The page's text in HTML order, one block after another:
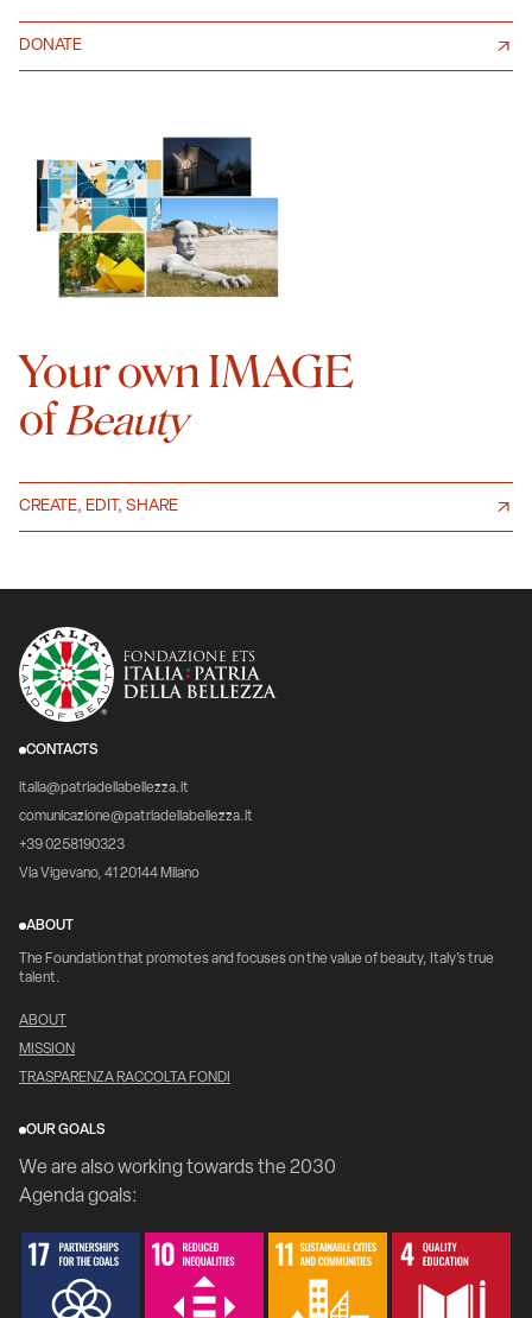
DONATE
Your own IMAGE
of Beauty
CREATE, EDIT, SHARE
CONTACTS
italia@patriadellabellezza.it
comunicazione@patriadellabellezza.it
+39 0258190323
Via Vigevano, 41 20144 Milano
ABOUT
The Foundation that promotes and focuses on the value of beauty, Italy's true
talent.
ABOUT
MISSION
TRASPARENZA RACCOLTA FONDI
OUR GOALS
We are also working towards the 2030
Agenda goals: